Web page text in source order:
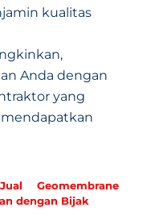
kualitas
Anda dengan
yang
Geomembrane
dengan Bijak